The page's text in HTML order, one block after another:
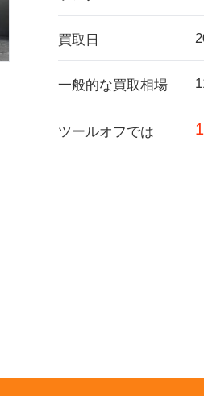
買取日
一般的な買取相場
ツールオフでは